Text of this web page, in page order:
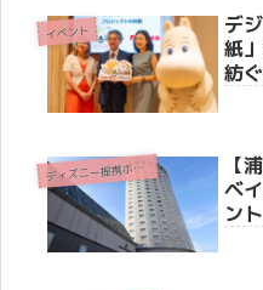
イベント
デ
紙
紡
デ
ィズニー提携ホテル
【
ベ
ン